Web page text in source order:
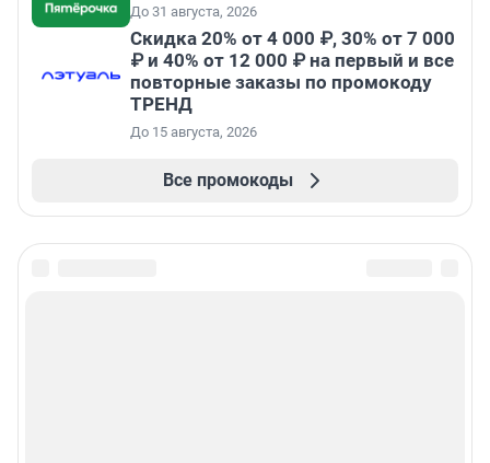
До 31 августа, 2026
Скидка 20% от 4 000 ₽, 30% от 7 000
₽ и 40% от 12 000 ₽ на первый и все
повторные заказы по промокоду
ТРЕНД
До 15 августа, 2026
Все промокоды